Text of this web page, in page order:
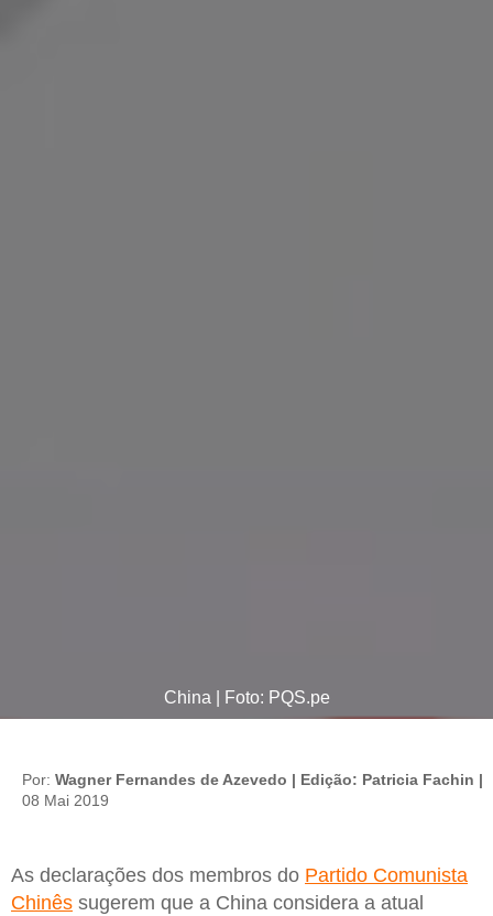
China | Foto: PQS.pe
Por: Wagner Fernandes de Azevedo | Edição: Patricia Fachin |
08 Mai 2019
As declarações dos membros do Partido Comunista
Chinês sugerem que a China considera a atual